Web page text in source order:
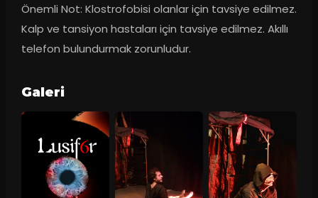
Önemli Not: Klostrofobisi olanlar için tavsiye edilmez.
Kalp ve tansiyon hastaları için tavsiye edilmez. Akıllı
telefon bulundurmak zorunludur.
Galeri